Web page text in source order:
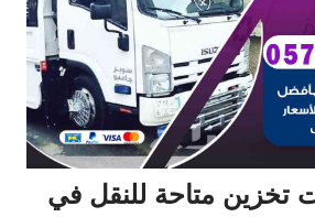
تخزين متاحة للنقل في